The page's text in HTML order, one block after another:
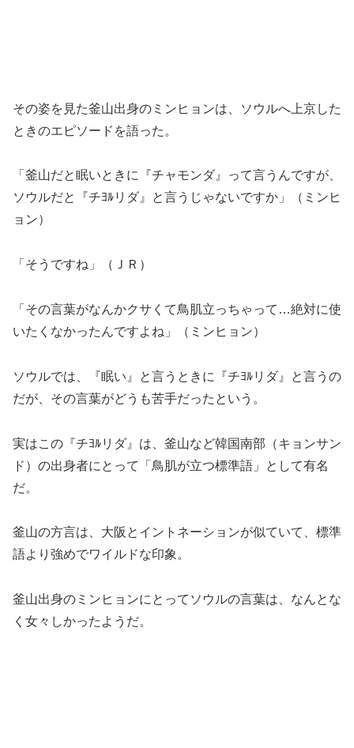
その姿を見た釜山出身のミンヒョンは、ソウルへ上京した
ときのエピソードを語った。
「釜山だと眠いときに『チャモンダ』って言うんですが、
ソウルだと『チﾖﾙリダ』と言うじゃないですか」（ミンヒ
ョン）
「そうですね」（ＪＲ）
「その言葉がなんかクサくて鳥肌立っちゃって…絶対に使
いたくなかったんですよね」（ミンヒョン）
ソウルでは、『眠い』と言うときに『チﾖﾙリダ』と言うの
だが、その言葉がどうも苦手だったという。
実はこの『チﾖﾙリダ』は、釜山など韓国南部（キョンサン
ド）の出身者にとって「鳥肌が立つ標準語」として有名
だ。
釜山の方言は、大阪とイントネーションが似ていて、標準
語より強めでワイルドな印象。
釜山出身のミンヒョンにとってソウルの言葉は、なんとな
く女々しかったようだ。